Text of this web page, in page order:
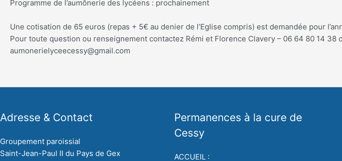
Programme de l’aumônerie des lycéens : prochainement
Une cotisation de 65 euros (repas + 5€ au denier de l’Eglise compris) est demandée pour
Pour toute question ou renseignement contactez Rémi et Florence Clavery – 06 64 80 14 38
aumonerielyceecessy@gmail.com
Adresse & Contact
Groupement paroissial
Saint-Jean-Paul II du Pays de Gex
Permanences à la cure de
Cessy
ACCUEIL :